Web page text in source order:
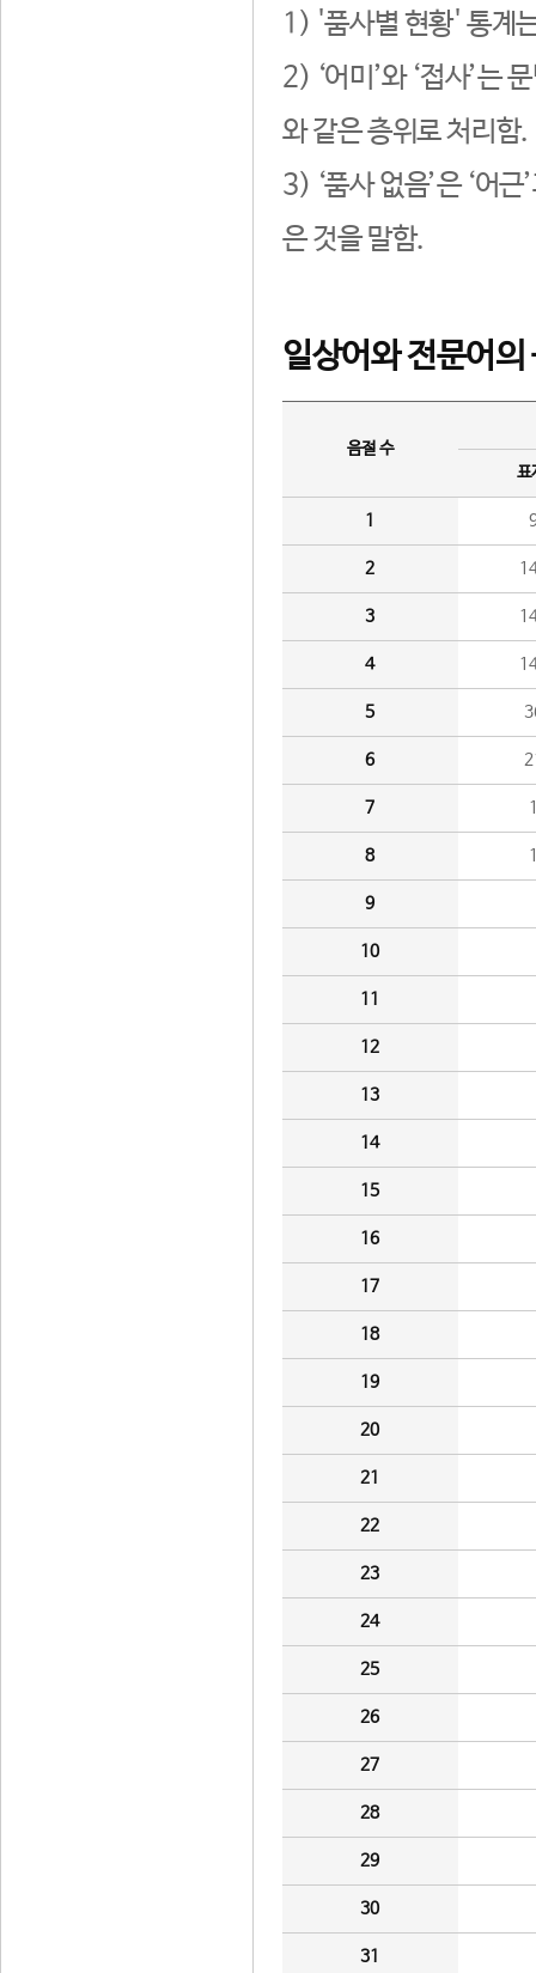
1) '품사별 현황' 통계
2) ‘어미’와 ‘접사’는
와 같은 층위로 처리함.
3) ‘품사 없음’은 ‘어
은 것을 말함.
일상어와 전문어의
음절 수
표
1
2
3
4
5
6
7
8
9
10
11
12
13
14
15
16
17
18
19
20
21
22
23
24
25
26
27
28
29
30
31